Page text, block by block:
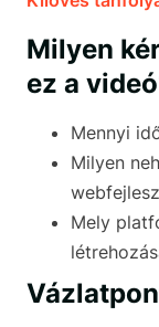
Milyen
ez a
Mennyi
Milyen
Mely